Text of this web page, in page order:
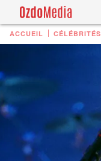
ACCUEIL CÉLÉBRITÉS